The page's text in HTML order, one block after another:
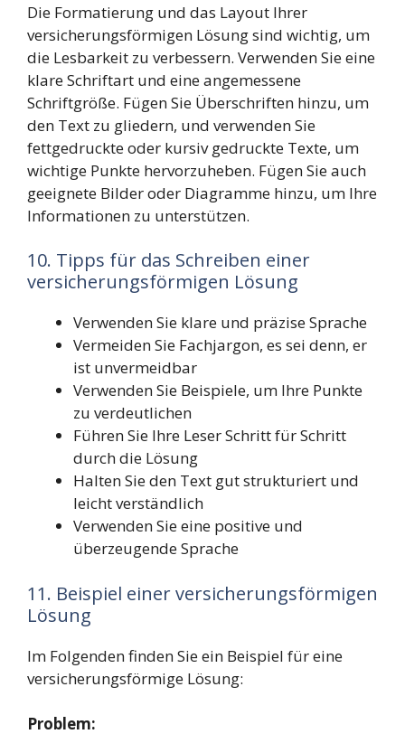
Die Formatierung und das Layout Ihrer
versicherungsförmigen Lösung sind wichtig, um
die Lesbarkeit zu verbessern. Verwenden Sie eine
klare Schriftart und eine angemessene
Schriftgröße. Fügen Sie Überschriften hinzu, um
den Text zu gliedern, und verwenden Sie
fettgedruckte oder kursiv gedruckte Texte, um
wichtige Punkte hervorzuheben. Fügen Sie auch
geeignete Bilder oder Diagramme hinzu, um Ihre
Informationen zu unterstützen.
10. Tipps für das Schreiben einer
versicherungsförmigen Lösung
Verwenden Sie klare und präzise Sprache
Vermeiden Sie Fachjargon, es sei denn, er
ist unvermeidbar
Verwenden Sie Beispiele, um Ihre Punkte
zu verdeutlichen
Führen Sie Ihre Leser Schritt für Schritt
durch die Lösung
Halten Sie den Text gut strukturiert und
leicht verständlich
Verwenden Sie eine positive und
überzeugende Sprache
11. Beispiel einer versicherungsförmigen
Lösung
Im Folgenden finden Sie ein Beispiel für eine
versicherungsförmige Lösung:
Problem: